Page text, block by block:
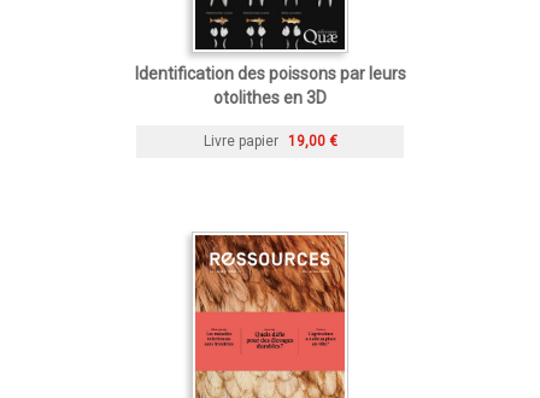
Identification des poissons par leurs
otolithes en 3D
Livre papier 19,00 €